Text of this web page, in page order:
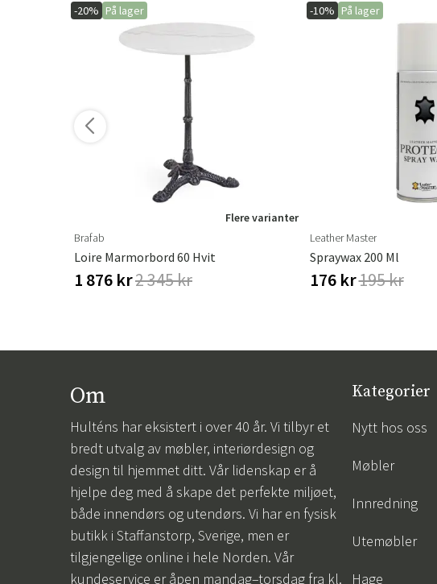
-20% På lager
Flere varianter
Brafab
Loire Marmorbord 60 Hvit
1 876 kr2 345 kr
-10% På lager
Leather Master
Spraywax 200 Ml
176 kr195 kr
Om
Hulténs har eksistert i over 40 år. Vi tilbyr et
bredt utvalg av møbler, interiørdesign og
design til hjemmet ditt. Vår lidenskap er å
hjelpe deg med å skape det perfekte miljøet,
både innendørs og utendørs. Vi har en fysisk
butikk i Staffanstorp, Sverige, men er
tilgjengelige online i hele Norden. Vår
kundeservice er åpen mandag–torsdag fra kl.
Kategorier
Nytt hos oss
Møbler
Innredning
Utemøbler
Hage